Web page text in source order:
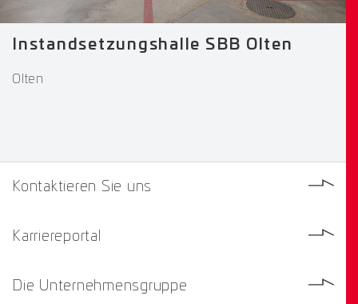
Instandsetzungshalle SBB Olten
Olten
Kontaktieren Sie uns
Karriereportal
Die Unternehmensgruppe